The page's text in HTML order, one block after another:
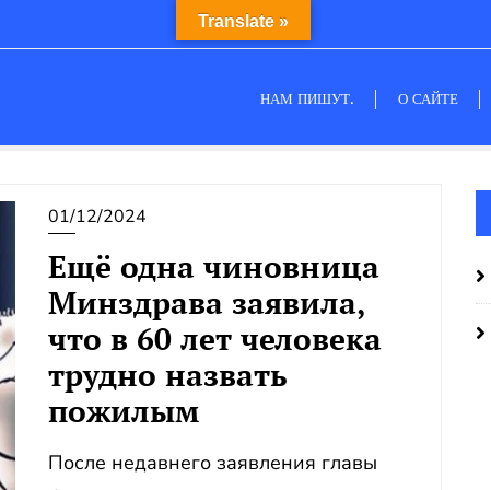
НАМ ПИШУТ. О САЙТЕ
01/12/2024
Ещё одна чиновница
Минздрава заявила,
что в 60 лет человека
трудно назвать
пожилым
После недавнего заявления главы
Translate »